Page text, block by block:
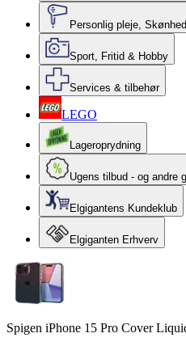
Personlig pleje,
Sport, Fritid & Hobby
Services & tilbehør
LEGO
Lageroprydning
Ugens tilbud - og andre
Elgigantens Kundeklub
Elgiganten Erhverv
Spigen iPhone 15 Pro Cover